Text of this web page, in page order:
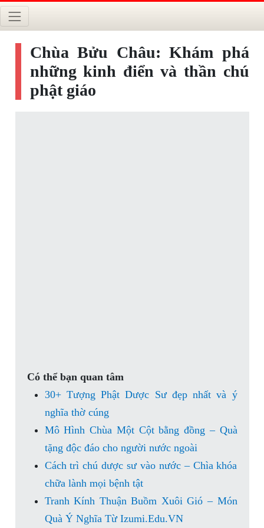
Chùa Bửu Châu: Khám phá
những kinh điển và thần chú
phật giáo
Có thể bạn quan tâm
30+ Tượng Phật Dược Sư đẹp nhất và ý
nghĩa thờ cúng
Mô Hình Chùa Một Cột bằng đồng – Quà
tặng độc đáo cho người nước ngoài
Cách trì chú dược sư vào nước – Chìa khóa
chữa lành mọi bệnh tật
Tranh Kính Thuận Buồm Xuôi Gió – Món
Quà Ý Nghĩa Từ Izumi.Edu.VN